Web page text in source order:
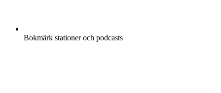
Bokmärk stationer och podcasts